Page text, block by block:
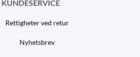
KUNDESERVICE
Rettigheter ved retur
Nyhetsbrev